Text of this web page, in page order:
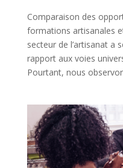
Comparaison des
formations artisanales
secteur de l’artisanat a
rapport aux voies
Pourtant, nous